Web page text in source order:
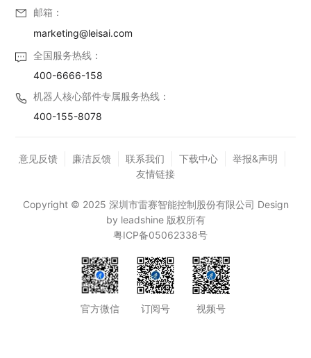
邮箱：
marketing@leisai.com
全国服务热线：
400-6666-158
机器人核心部件专属服务热线：
400-155-8078
意见反馈 廉洁反馈 联系我们 下载中心
举报&声明
友情链接
Copyright © 2025 深圳市雷赛智能控制股份有限公司 Design
by leadshine 版权所有
粤ICP备05062338号
官方微信 订阅号 视频号